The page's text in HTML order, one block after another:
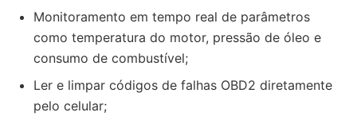
Monitoramento em tempo real de parâmetros
como temperatura do motor, pressão de óleo e
consumo de combustível;
Ler e limpar códigos de falhas OBD2 diretamente
pelo celular;